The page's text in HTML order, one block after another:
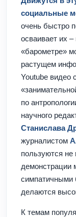
социальные
очень быстро
осваивает их
«барометре»
растущем
Youtube видео
по
научного
Станислава
журналистом
пользуются
демонстрации
симпатичными
делаются
К темам